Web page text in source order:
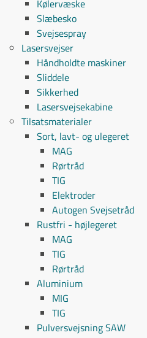
Kølervæske
Slæbesko
Svejsespray
Lasersvejser
Håndholdte maskiner
Sliddele
Sikkerhed
Lasersvejsekabine
Tilsatsmaterialer
Sort, lavt- og ulegeret
MAG
Rørtråd
TIG
Elektroder
Autogen Svejsetråd
Rustfri - højlegeret
MAG
TIG
Rørtråd
Aluminium
MIG
TIG
Pulversvejsning SAW